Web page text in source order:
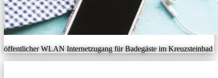
öffentlicher WLAN Internetzugang für Badegäste im Kreuzsteinbad